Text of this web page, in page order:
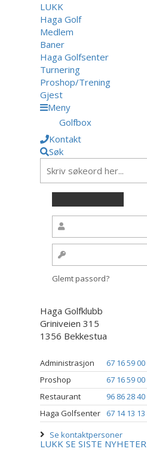
LUKK
Haga Golf
Medlem
Baner
Haga Golfsenter
Turnering
Proshop/Trening
Gjest
Meny
Golfbox
Kontakt
Søk
Glemt passord?
Haga Golfklubb
Griniveien 315
1356 Bekkestua
Administrasjon
67 16 59 00
Proshop
67 16 59 00
Restaurant
96 86 28 40
Haga Golfsenter
67 14 13 13
Se kontaktpersoner
LUKK SE SISTE NYHETER